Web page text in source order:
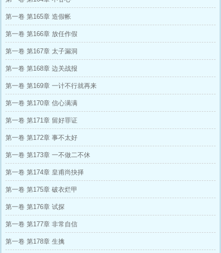
第一卷 第165章 造假帐
第一卷 第166章 放任作假
第一卷 第167章 太子漏洞
第一卷 第168章 边关战报
第一卷 第169章 一计不行就再来
第一卷 第170章 信心满满
第一卷 第171章 留好罪证
第一卷 第172章 事不太好
第一卷 第173章 一不做二不休
第一卷 第174章 皇甫尚抉择
第一卷 第175章 破衣烂甲
第一卷 第176章 试探
第一卷 第177章 非常自信
第一卷 第178章 生擒